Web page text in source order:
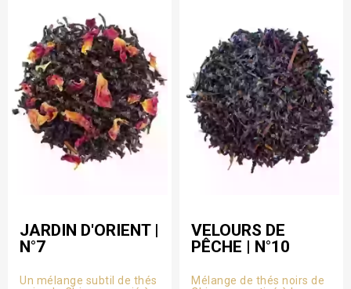
JARDIN D'ORIENT |
N°7
Un mélange subtil de thés
VELOURS DE
PÊCHE | N°10
Mélange de thés noirs de